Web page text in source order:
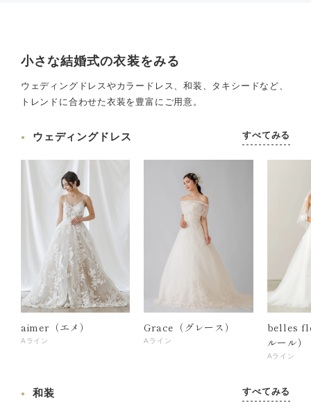
小さな結婚式の衣装をみる
ウェディングドレスやカラードレス、和装、タキシードなど、
トレンドに合わせた衣装を豊富にご用意。
ウェディングドレス すべてみる
aimer（エメ）
Aライン
Grace（グレース）
Aライン
belles
ルール）
Aライン
和装 すべてみる